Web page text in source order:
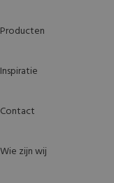
Producten
Inspiratie
Contact
Wie zijn wij